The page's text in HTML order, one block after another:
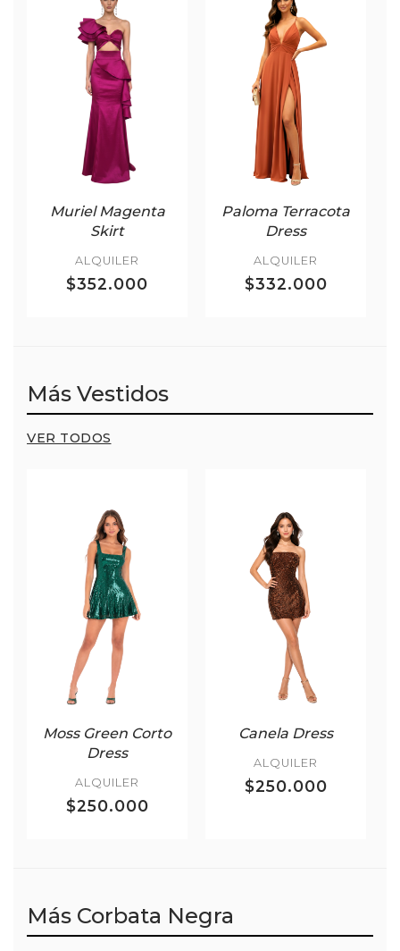
Muriel Magenta
Skirt
ALQUILER
$352.000
Paloma Terracota
Dress
ALQUILER
$332.000
Más Vestidos
VER TODOS
Moss Green Corto
Dress
ALQUILER
$250.000
Canela Dress
ALQUILER
$250.000
Más Corbata Negra